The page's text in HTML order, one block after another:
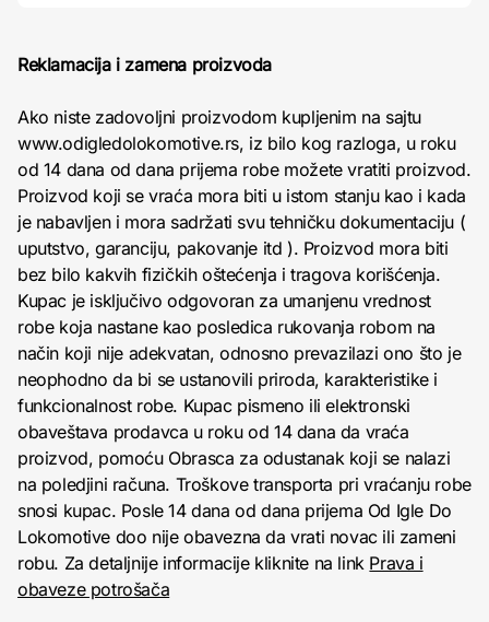
Reklamacija i zamena proizvoda
Ako niste zadovoljni proizvodom kupljenim na sajtu
www.odigledolokomotive.rs, iz bilo kog razloga, u roku
od 14 dana od dana prijema robe možete vratiti proizvod.
Proizvod koji se vraća mora biti u istom stanju kao i kada
je nabavljen i mora sadržati svu tehničku dokumentaciju (
uputstvo, garanciju, pakovanje itd ). Proizvod mora biti
bez bilo kakvih fizičkih oštećenja i tragova korišćenja.
Kupac je isključivo odgovoran za umanjenu vrednost
robe koja nastane kao posledica rukovanja robom na
način koji nije adekvatan, odnosno prevazilazi ono što je
neophodno da bi se ustanovili priroda, karakteristike i
funkcionalnost robe. Kupac pismeno ili elektronski
obaveštava prodavca u roku od 14 dana da vraća
proizvod, pomoću Obrasca za odustanak koji se nalazi
na poledjini računa. Troškove transporta pri vraćanju robe
snosi kupac. Posle 14 dana od dana prijema Od Igle Do
Lokomotive doo nije obavezna da vrati novac ili zameni
robu. Za detaljnije informacije kliknite na link Prava i
obaveze potrošača